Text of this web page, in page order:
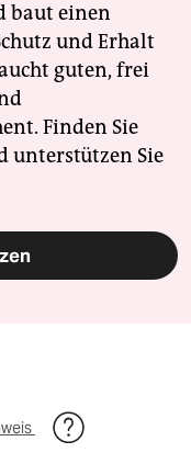
baut einen
und Erhalt
guten, frei
Finden Sie
unterstützen Sie